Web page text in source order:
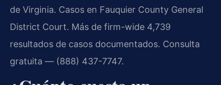
de Virginia. Casos en Fauquier County General
District Court. Más de firm-wide 4,739
resultados de casos documentados. Consulta
gratuita — (888) 437-7747.